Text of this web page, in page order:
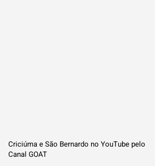
Criciúma e São Bernardo no YouTube pelo
Canal GOAT